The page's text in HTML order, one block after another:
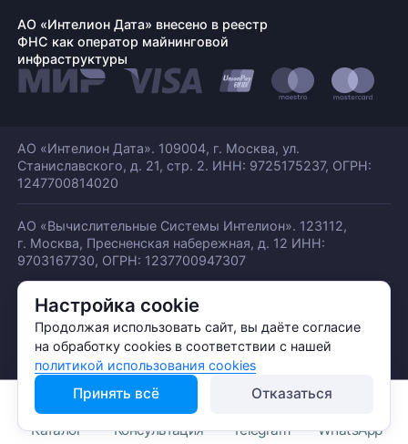
Настройка cookie
Продолжая использовать сайт, вы даёте согласие
на обработку cookies в соответствии с нашей
политикой использования cookies
Принять всё Отказаться
АО «Интелион Дата» внесено в реестр
ФНС как оператор майнинговой
инфраструктуры
АО «Интелион Дата». 109004, г. Москва, ул.
Станиславского, д. 21, стр. 2. ИНН: 9725175237, ОГРН:
1247700814020
АО «Вычислительные Системы Интелион». 123112,
г. Москва, Пресненская набережная, д. 12 ИНН:
9703167730, ОГРН: 1237700947307
© АО «ИНТЕЛИОН ДАТА» 2026
Политика обработки ПДн
Политика конфиденциальности
Политика использования куки
Каталог Консультация Telegram WhatsApp